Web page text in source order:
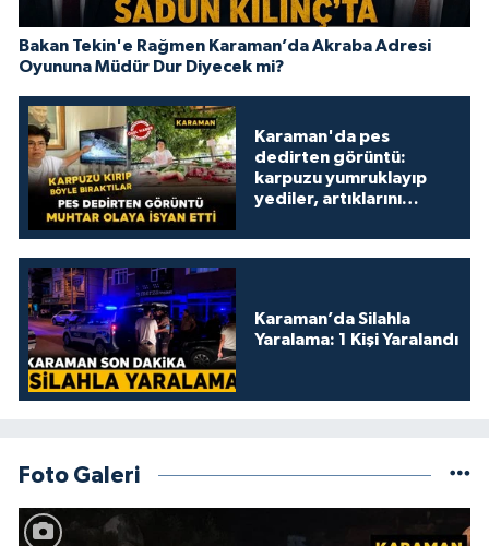
Bakan Tekin'e Rağmen Karaman’da Akraba Adresi
Oyununa Müdür Dur Diyecek mi?
Karaman'da pes
dedirten görüntü:
karpuzu yumruklayıp
yediler, artıklarını
Karaman’da Silahla
Yaralama: 1 Kişi Yaralandı
Foto Galeri